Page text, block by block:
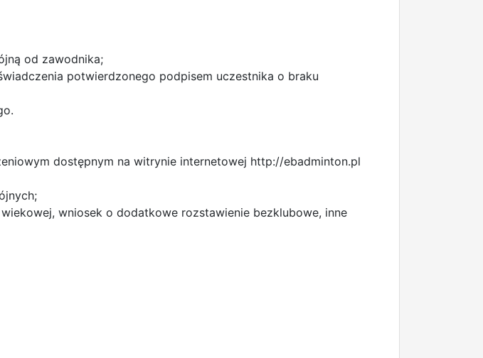
od zawodnika;
potwierdzonego podpisem uczestnika o braku
dostępnym na witrynie internetowej http://ebadminton.pl
wniosek o dodatkowe rozstawienie bezklubowe, inne